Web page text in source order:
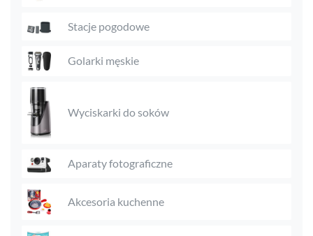
Stacje pogodowe
Golarki męskie
Wyciskarki do soków
Aparaty fotograficzne
Akcesoria kuchenne